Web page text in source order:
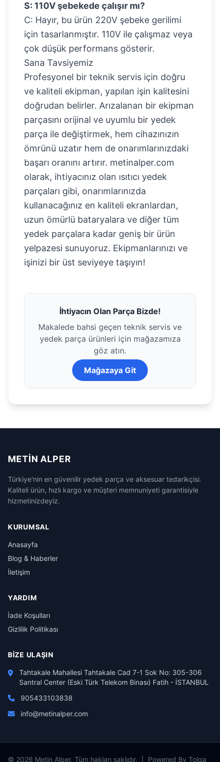
S: 110V şebekede çalışır mı?
C: Hayır, bu ürün 220V şebeke gerilimi
için tasarlanmıştır. 110V ile çalışmaz veya
çok düşük performans gösterir.
Sana Tavsiyemiz
Profesyonel bir teknik servis için doğru
ve kaliteli ekipman, yapılan işin kalitesini
doğrudan belirler. Arızalanan bir ekipman
parçasını orijinal ve uyumlu bir yedek
parça ile değiştirmek, hem cihazınızın
ömrünü uzatır hem de onarımlarınızdaki
başarı oranını artırır. metinalper.com
olarak, ihtiyacınız olan ısıtıcı yedek
parçaları gibi, onarımlarınızda
kullanacağınız en kaliteli ekranlardan,
uzun ömürlü bataryalara ve diğer tüm
yedek parçalara kadar geniş bir ürün
yelpazesi sunuyoruz. Ekipmanlarınızı ve
işinizi bir üst seviyeye taşıyın!
İhtiyacın Olan Parça Bizde!
Makalede bahsi geçen teknik servis ve
yedek parça ürünleri için mağazamıza
göz atın.
Mağazaya Git
METIN ALPER
Türkiye'nin en güvenilir yedek parça ve aksesuar tedarikçisi.
Kaliteli ürün, hızlı kargo ve müşteri memnuniyeti garantisiyle
hizmetinizdeyiz.
KURUMSAL
Anasayfa
Blog & Haberler
İletişim
YARDIM
İade Koşulları
Gizlilik Politikası
BIZE ULAŞIN
Tahtakale Mahallesi Tahtakale Cad 7-1 Sok No: 305-306
Santral Center (Eski Türk Telekom Binası) Fatih - İSTANBUL
905433103838
info@metinalper.com
© 2026 Metin Alper. Tüm hakları saklıdır. | Powered By Tolga